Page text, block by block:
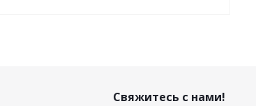
Свяжитесь с нами!